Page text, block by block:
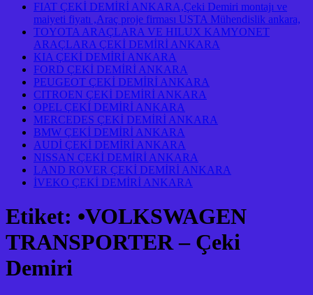
FIAT ÇEKİ DEMİRİ ANKARA,Çeki Demiri montajı ve
maiyeti fiyatı ,Araç proje firması USTA Mühendislik ankara,
TOYOTA ARAÇLARA VE HILUX KAMYONET
ARAÇLARA ÇEKİ DEMİRİ ANKARA
KIA ÇEKİ DEMİRİ ANKARA
FORD ÇEKİ DEMİRİ ANKARA
PEUGEOT ÇEKİ DEMİRİ ANKARA
CITROEN ÇEKİ DEMİRİ ANKARA
OPEL ÇEKİ DEMİRİ ANKARA
MERCEDES ÇEKİ DEMİRİ ANKARA
BMW ÇEKİ DEMİRİ ANKARA
AUDİ ÇEKİ DEMİRİ ANKARA
NISSAN ÇEKİ DEMİRİ ANKARA
LAND ROVER ÇEKİ DEMİRİ ANKARA
İVEKO ÇEKİ DEMİRİ ANKARA
Etiket: •VOLKSWAGEN
TRANSPORTER – Çeki
Demiri